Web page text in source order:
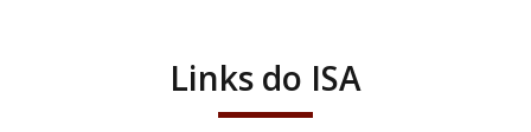
Links do ISA